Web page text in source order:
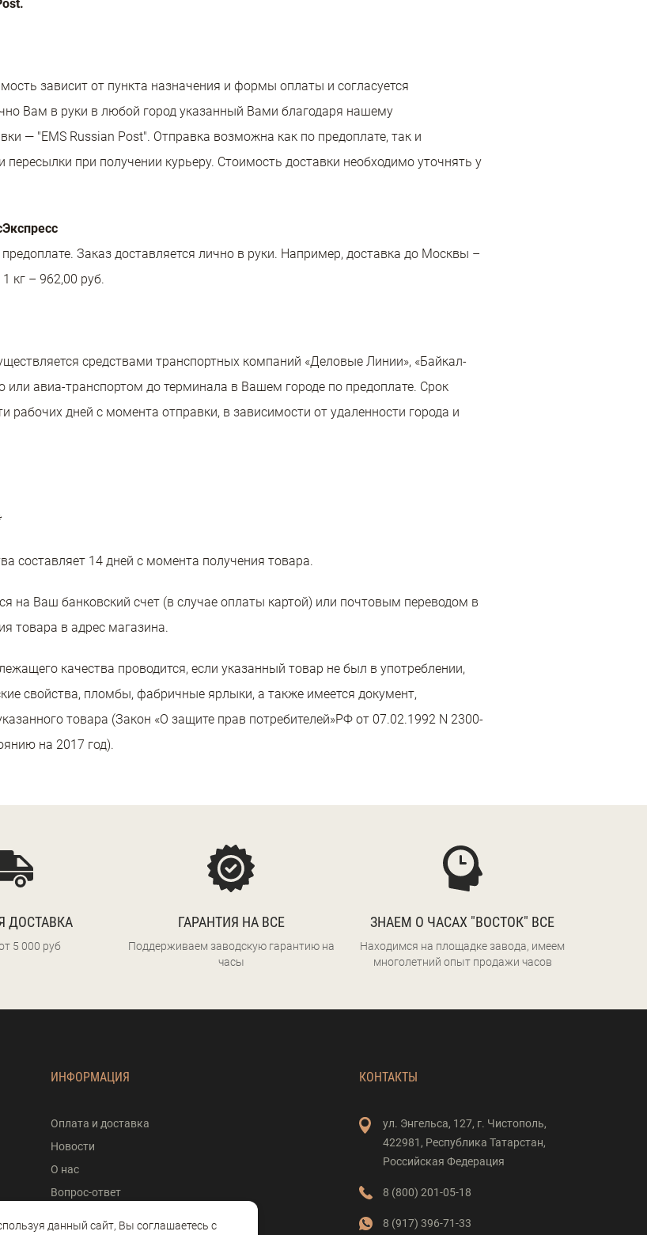
зависит от пункта назначения и формы оплаты и согласуется
Вам в руки в любой город указанный Вами благодаря нашему
— "EMS Russian Post". Отправка возможна как по предоплате, так и
при получении курьеру. Стоимость доставки необходимо уточнять у
Заказ доставляется лично в руки. Например, доставка до Москвы –
кг – 962,00 руб.
средствами транспортных компаний «Деловые Линии», «Байкал-
авиа-транспортом до терминала в Вашем городе по предоплате. Срок
рабочих дней с момента отправки, в зависимости от удаленности города и
составляет 14 дней с момента получения товара.
на Ваш банковский счет (в случае оплаты картой) или почтовым переводом в
товара в адрес магазина.
качества проводится, если указанный товар не был в употреблении,
свойства, пломбы, фабричные ярлыки, а также имеется документ,
товара (Закон «О защите прав потребителей»РФ от 07.02.1992 N 2300-
на 2017 год).
ДОСТАВКА
5 000 руб
ГАРАНТИЯ НА ВСЕ
Поддерживаем заводскую гарантию на
часы
ЗНАЕМ О ЧАСАХ "ВОСТОК" ВСЕ
Находимся на площадке завода, имеем
многолетний опыт продажи часов
ИНФОРМАЦИЯ
Оплата и доставка
Новости
О нас
Вопрос-ответ
КОНТАКТЫ
ул. Энгельса, 127, г. Чистополь,
422981, Республика Татарстан,
Российская Федерация
8 (800) 201-05-18
8 (917) 396-71-33
данный сайт, Вы соглашаетесь с